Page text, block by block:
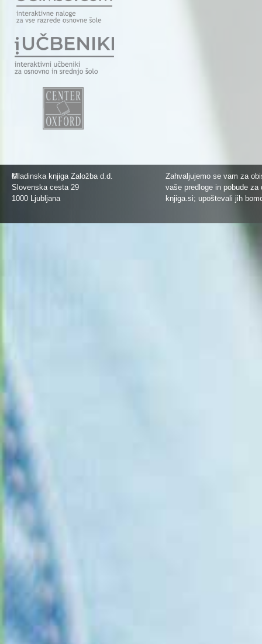
©
Mladinska knjiga Založba d.d.
Slovenska cesta 29
1000 Ljubljana
Zahvaljujemo se vam za
vaše predloge in pobude
knjiga.si; upoštevali jih